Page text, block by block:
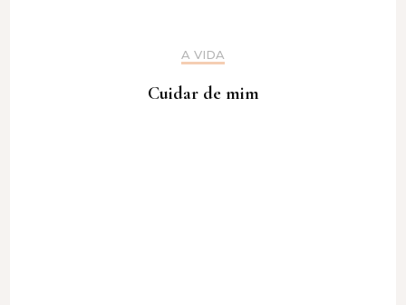
A VIDA
Cuidar de mim